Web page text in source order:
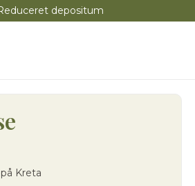
depositum
Kreta